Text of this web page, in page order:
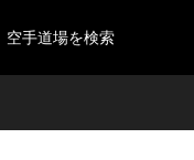
空手道場を検索